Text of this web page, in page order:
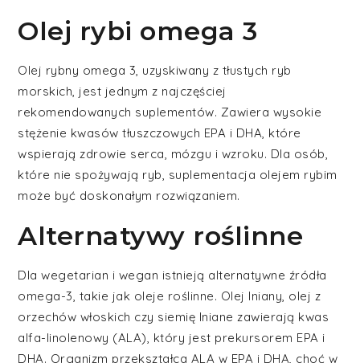
Olej rybi omega 3
Olej rybny omega 3, uzyskiwany z tłustych ryb
morskich, jest jednym z najczęściej
rekomendowanych suplementów. Zawiera wysokie
stężenie kwasów tłuszczowych EPA i DHA, które
wspierają zdrowie serca, mózgu i wzroku. Dla osób,
które nie spożywają ryb, suplementacja olejem rybim
może być doskonałym rozwiązaniem.
Alternatywy roślinne
Dla wegetarian i wegan istnieją alternatywne źródła
omega-3, takie jak oleje roślinne. Olej lniany, olej z
orzechów włoskich czy siemię lniane zawierają kwas
alfa-linolenowy (ALA), który jest prekursorem EPA i
DHA. Organizm przekształca ALA w EPA i DHA, choć w